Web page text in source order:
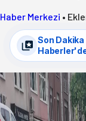
Haber Merkezi •
Son